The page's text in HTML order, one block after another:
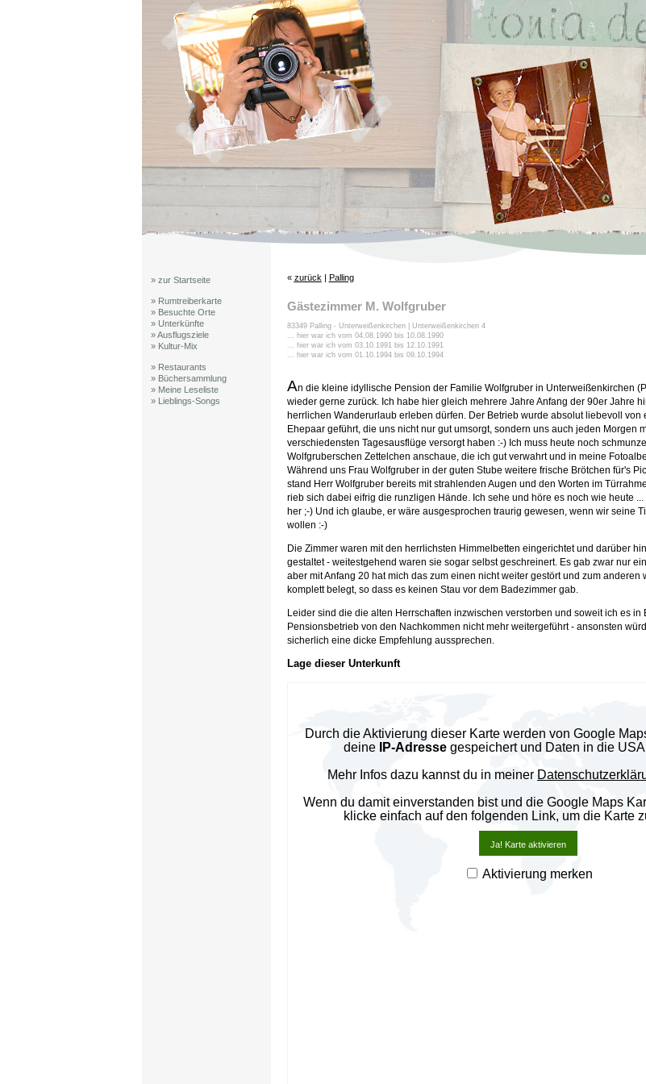
» zur Startseite
» Rumtreiberkarte
» Besuchte Orte
» Unterkünfte
» Ausflugsziele
» Kultur-Mix
» Restaurants
» Büchersammlung
» Meine Leseliste
» Lieblings-Songs
« zurück | Palling
Gästezimmer M. Wolfgruber
83349 Palling - Unterweißenkirchen | Unterweißenkirchen 4
... hier war ich vom 04.08.1990 bis 10.08.1990
... hier war ich vom 03.10.1991 bis 12.10.1991
... hier war ich vom 01.10.1994 bis 09.10.1994
An die kleine idyllische Pension der Familie Wolfgruber in Unterweißenkirchen
wieder gerne zurück. Ich habe hier gleich mehrere Jahre Anfang der 90er Jahre
herrlichen Wanderurlaub erleben dürfen. Der Betrieb wurde absolut liebevoll von
Ehepaar geführt, die uns nicht nur gut umsorgt, sondern uns auch jeden Morgen
verschiedensten Tagesausflüge versorgt haben :-) Ich muss heute noch
Wolfgruberschen Zettelchen anschaue, die ich gut verwahrt und in meine
Während uns Frau Wolfgruber in der guten Stube weitere frische Brötchen für's
stand Herr Wolfgruber bereits mit strahlenden Augen und den Worten im
rieb sich dabei eifrig die runzligen Hände. Ich sehe und höre es noch wie heute
her ;-) Und ich glaube, er wäre ausgesprochen traurig gewesen, wenn wir seine
wollen :-)
Die Zimmer waren mit den herrlichsten Himmelbetten eingerichtet und darüber
gestaltet - weitestgehend waren sie sogar selbst geschreinert. Es gab zwar nur
aber mit Anfang 20 hat mich das zum einen nicht weiter gestört und zum anderen
komplett belegt, so dass es keinen Stau vor dem Badezimmer gab.
Leider sind die die alten Herrschaften inzwischen verstorben und soweit ich es in
Pensionsbetrieb von den Nachkommen nicht mehr weitergeführt - ansonsten
sicherlich eine dicke Empfehlung aussprechen.
Lage dieser Unterkunft
Durch die Aktivierung dieser Karte werden von Google
deine
IP-Adresse gespeichert und Daten in die
Mehr Infos dazu kannst du in meiner
Wenn du damit einverstanden bist und die Google Maps
klicke einfach auf den folgenden Link, um die Karte
Ja! Karte aktivieren
Aktivierung merken